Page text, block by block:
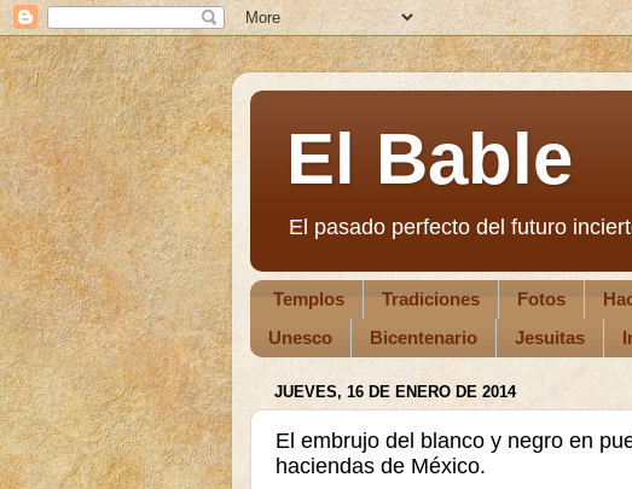
El Bable
El pasado perfecto del futuro
Templos Tradiciones Fotos
Unesco
Bicentenario Jesuitas
JUEVES, 16 DE ENERO DE 2014
El embrujo del blanco y negro en
haciendas de México.